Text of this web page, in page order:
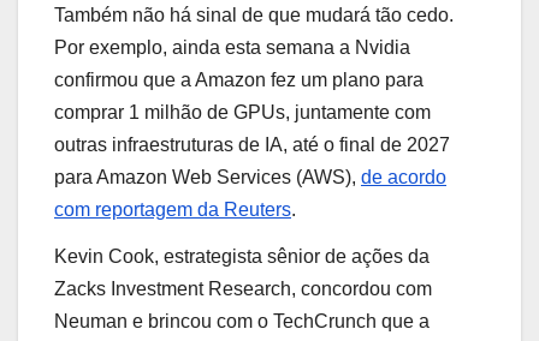
Também não há sinal de que mudará tão cedo.
Por exemplo, ainda esta semana a Nvidia
confirmou que a Amazon fez um plano para
comprar 1 milhão de GPUs, juntamente com
outras infraestruturas de IA, até o final de 2027
para Amazon Web Services (AWS), de acordo
com reportagem da Reuters.
Kevin Cook, estrategista sênior de ações da
Zacks Investment Research, concordou com
Neuman e brincou com o TechCrunch que a